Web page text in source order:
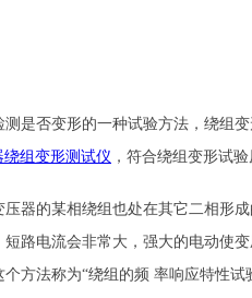
是否变形的一种试验方法，绕组
绕组变形测试仪 ，符合绕组变形试
器的某相绕组也处在其它二相形
路电流会非常大，强大的电动使
方法称为“绕组的频 率响应特性